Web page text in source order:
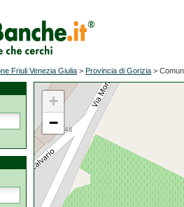
Friuli Venezia Giulia > Provincia di Gorizia >
+
−